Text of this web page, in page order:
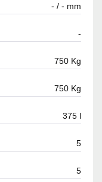
- / - mm
-
750 Kg
750 Kg
375 l
5
5